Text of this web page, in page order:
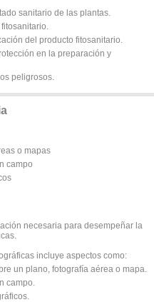
sanitario de las plantas.
del producto fitosanitario.
en la preparación y
peligrosos.
o mapas
campo
necesaria para desempeñar la
incluye aspectos como:
un plano, fotografía aérea o mapa.
campo.